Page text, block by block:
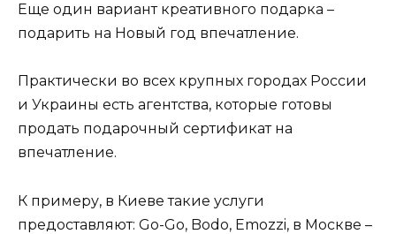
Еще один вариант креативного подарка –
подарить на Новый год впечатление.
Практически во всех крупных городах России
и Украины есть агентства, которые готовы
продать подарочный сертификат на
впечатление.
К примеру, в Киеве такие услуги
предоставляют: Go-Go, Bodo, Emozzi, в Москве –